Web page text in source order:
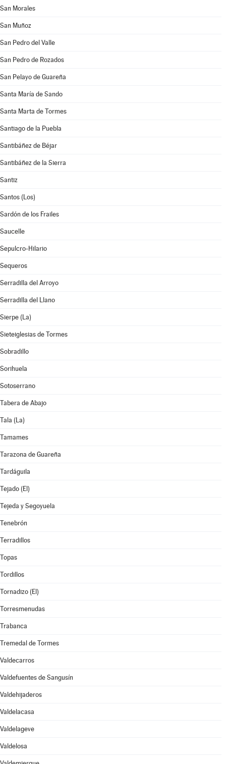
San Morales
San Muñoz
San Pedro del Valle
San Pedro de Rozados
San Pelayo de Guareña
Santa María de Sando
Santa Marta de Tormes
Santiago de la Puebla
Santibáñez de Béjar
Santibáñez de la Sierra
Santiz
Santos (Los)
Sardón de los Frailes
Saucelle
Sepulcro-Hilario
Sequeros
Serradilla del Arroyo
Serradilla del Llano
Sierpe (La)
Sieteiglesias de Tormes
Sobradillo
Sorihuela
Sotoserrano
Tabera de Abajo
Tala (La)
Tamames
Tarazona de Guareña
Tardáguila
Tejado (El)
Tejeda y Segoyuela
Tenebrón
Terradillos
Topas
Tordillos
Tornadizo (El)
Torresmenudas
Trabanca
Tremedal de Tormes
Valdecarros
Valdefuentes de Sangusín
Valdehijaderos
Valdelacasa
Valdelageve
Valdelosa